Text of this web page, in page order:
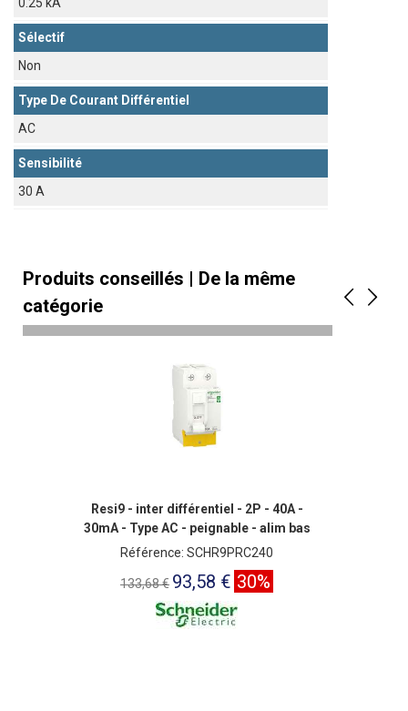
0.25 kA
Sélectif
Non
Type De Courant Différentiel
AC
Sensibilité
30 A
Produits conseillés | De la même
catégorie
Resi9 - inter différentiel - 2P - 40A -
30mA - Type AC - peignable - alim bas
Référence: SCHR9PRC240
133,68 € 93,58 € 30%